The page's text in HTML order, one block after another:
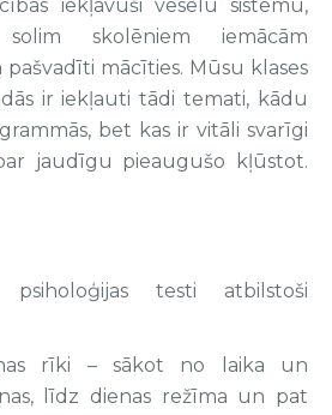
iekļāvuši veselu sistēmu,
skolēniem iemācām
mācīties. Mūsu klases
ir iekļauti tādi temati, kādu
bet kas ir vitāli svarīgi
jaudīgu pieaugušo kļūstot.
testi atbilstoši
rīki – sākot no laika un
līdz dienas režīma un pat